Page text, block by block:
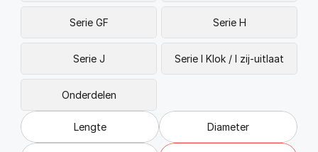
Serie GF Serie H
Serie J Serie I Klok / I zij-uitlaat
Onderdelen
Lengte Diameter
Blogs